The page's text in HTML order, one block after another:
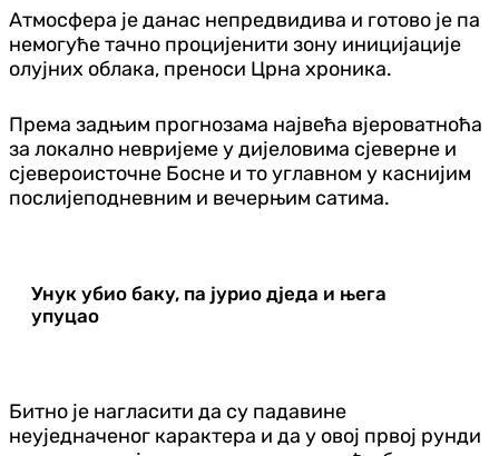
Атмосфера је данас непредвидива и готово је па
немогуће тачно процијенити зону иницијације
олујних облака, преноси Црна хроника.
Према задњим прогнозама највећа вјероватноћа
за локално невријеме у дијеловима сјеверне и
сјевероисточне Босне и то углавном у каснијим
послијеподневним и вечерњим сатима.
Унук убио баку, па јурио дједа и њега
упуцао
Битно је нагласити да су падавине
неуједначеног карактера и да у овој првој рунди